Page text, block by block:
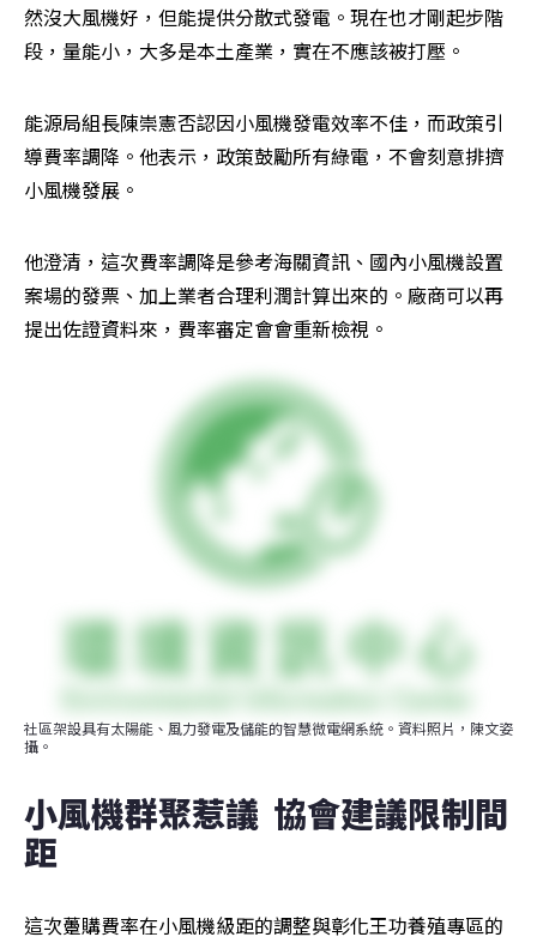
然沒大風機好，但能提供分散式發電。現在也才剛起步階
段，量能小，大多是本土產業，實在不應該被打壓。
能源局組長陳崇憲否認因小風機發電效率不佳，而政策引
導費率調降。他表示，政策鼓勵所有綠電，不會刻意排擠
小風機發展。
他澄清，這次費率調降是參考海關資訊、國內小風機設置
案場的發票、加上業者合理利潤計算出來的。廠商可以再
提出佐證資料來，費率審定會會重新檢視。
社區架設具有太陽能、風力發電及儲能的智慧微電網系統。資料照片，陳文姿
攝。
小風機群聚惹議  協會建議限制間
距
這次躉購費率在小風機級距的調整與彰化王功養殖專區的